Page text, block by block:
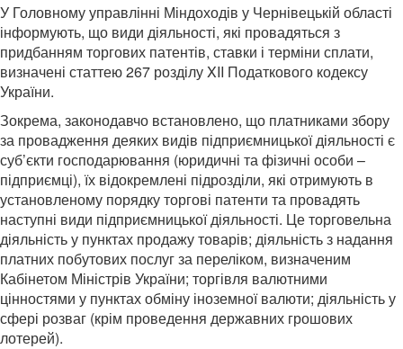
У Головному управлінні Міндоходів у Чернівецькій області
інформують, що види діяльності, які провадяться з
придбанням торгових патентів, ставки і терміни сплати,
визначені статтею 267 розділу XII Податкового кодексу
України.
Зокрема, законодавчо встановлено, що платниками збору
за провадження деяких видів підприємницької діяльності є
суб’єкти господарювання (юридичні та фізичні особи –
підприємці), їх відокремлені підрозділи, які отримують в
установленому порядку торгові патенти та провадять
наступні види підприємницької діяльності. Це торговельна
діяльність у пунктах продажу товарів; діяльність з надання
платних побутових послуг за переліком, визначеним
Кабінетом Міністрів України; торгівля валютними
цінностями у пунктах обміну іноземної валюти; діяльність у
сфері розваг (крім проведення державних грошових
лотерей).